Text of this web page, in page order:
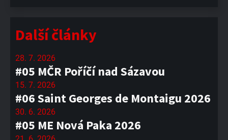
Další články
28. 7. 2026
#05 MČR Poříčí nad Sázavou
15. 7. 2026
#06 Saint Georges de Montaigu 2026
30. 6. 2026
#05 ME Nová Paka 2026